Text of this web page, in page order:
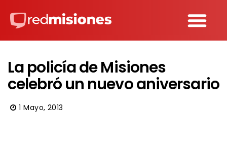
La policía de Misiones
celebró un nuevo aniversario
1 Mayo, 2013